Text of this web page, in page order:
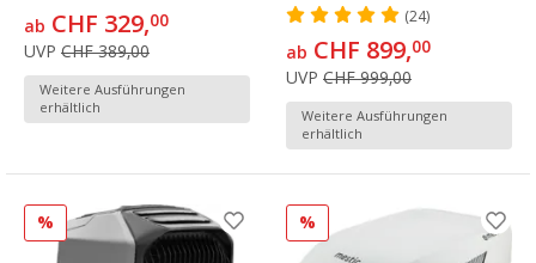
ab CHF 329,00
UVP CHF 389,00
Weitere Ausführungen
erhältlich
(24)
ab CHF 899,00
UVP CHF 999,00
Weitere Ausführungen
erhältlich
% %